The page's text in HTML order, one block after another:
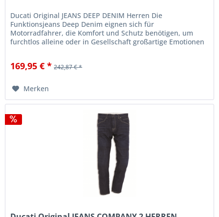
Ducati Original JEANS DEEP DENIM Herren Die
Funktionsjeans Deep Denim eignen sich für
Motorradfahrer, die Komfort und Schutz benötigen, um
furchtlos alleine oder in Gesellschaft großartige Emotionen
169,95 € * 242,87 € *
Merken